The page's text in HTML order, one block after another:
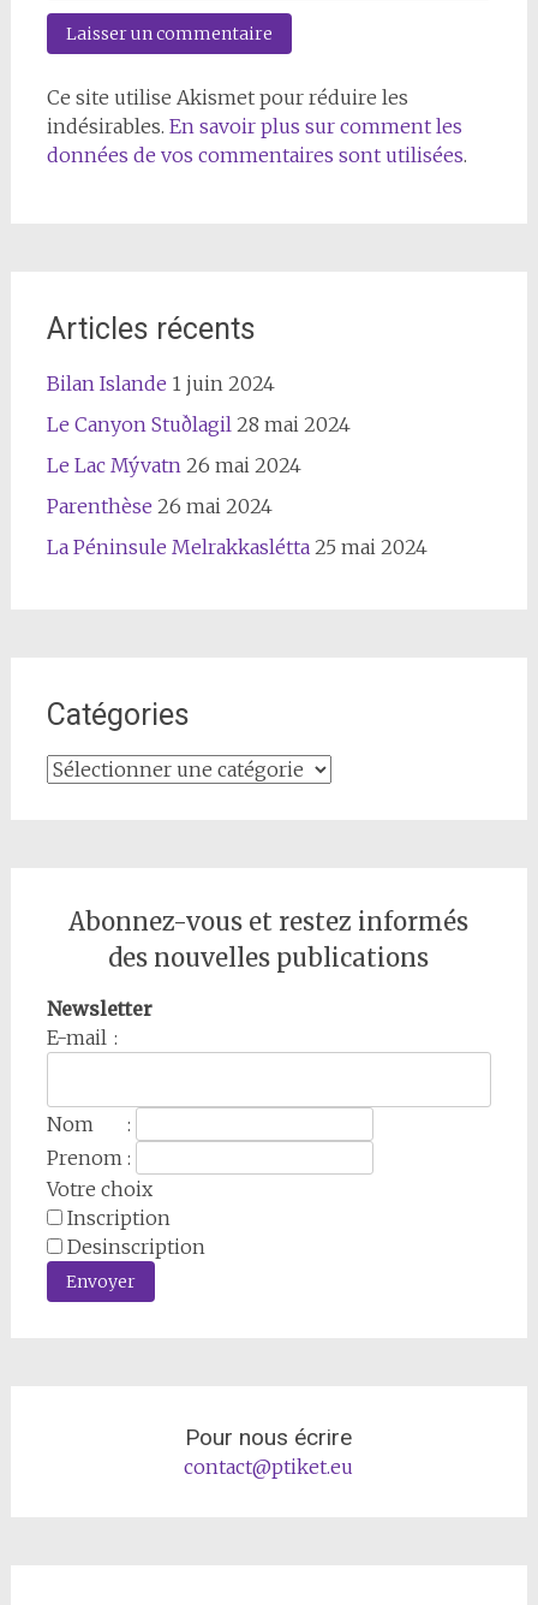
Ce site utilise Akismet pour réduire les
indésirables. En savoir plus sur comment les
données de vos commentaires sont utilisées.
Articles récents
Bilan Islande 1 juin 2024
Le Canyon Stuðlagil 28 mai 2024
Le Lac Mývatn 26 mai 2024
Parenthèse 26 mai 2024
La Péninsule Melrakkaslétta 25 mai 2024
Catégories
Catégories
Abonnez-vous et restez informés
des nouvelles publications
Newsletter
E-mail :
Nom :
Prenom :
Votre choix
Inscription
Desinscription
Envoyer
Pour nous écrire
contact@ptiket.eu